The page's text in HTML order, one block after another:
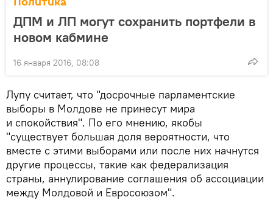
ДПМ и ЛП могут сохранить портфели в
новом кабмине
16 января 2016, 08:08
Лупу считает, что "досрочные парламентские
выборы в Молдове не принесут мира
и спокойствия". По его мнению, якобы
"существует большая доля вероятности, что
вместе с этими выборами или после них начнутся
другие процессы, такие как федерализация
страны, аннулирование соглашения об ассоциации
между Молдовой и Евросоюзом".